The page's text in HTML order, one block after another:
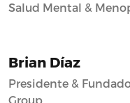
Salud Mental &
Brian Díaz
Presidente &
Group